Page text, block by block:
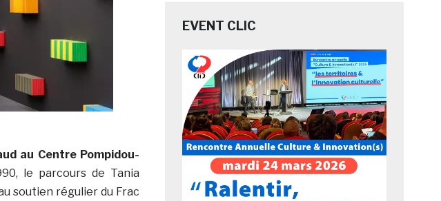
au Centre Pompidou-
le parcours de Tania
soutien régulier du Frac
EVENT CLIC